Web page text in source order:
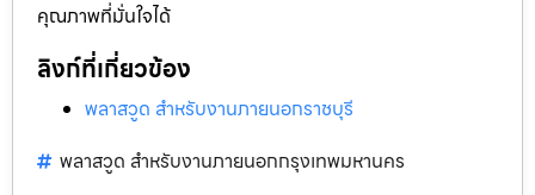
คุณภาพที่มั่นใจได้
ลิงก์ที่เกี่ยวข้อง
พลาสวูด สำหรับงานภายนอกราชบุรี
พลาสวูด สำหรับงานภายนอกกรุงเทพมหานคร